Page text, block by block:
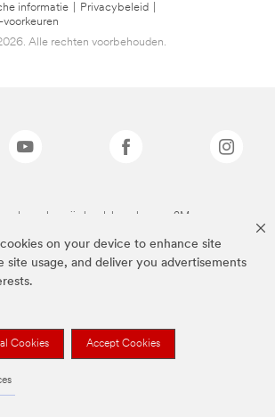
on your device to enhance site
site usage, and deliver you advertisements
Cookies Accept Cookies
informatie Privacybeleid
Alle rechten voorbehouden.
merken zijn handelsmerken van 3M.we